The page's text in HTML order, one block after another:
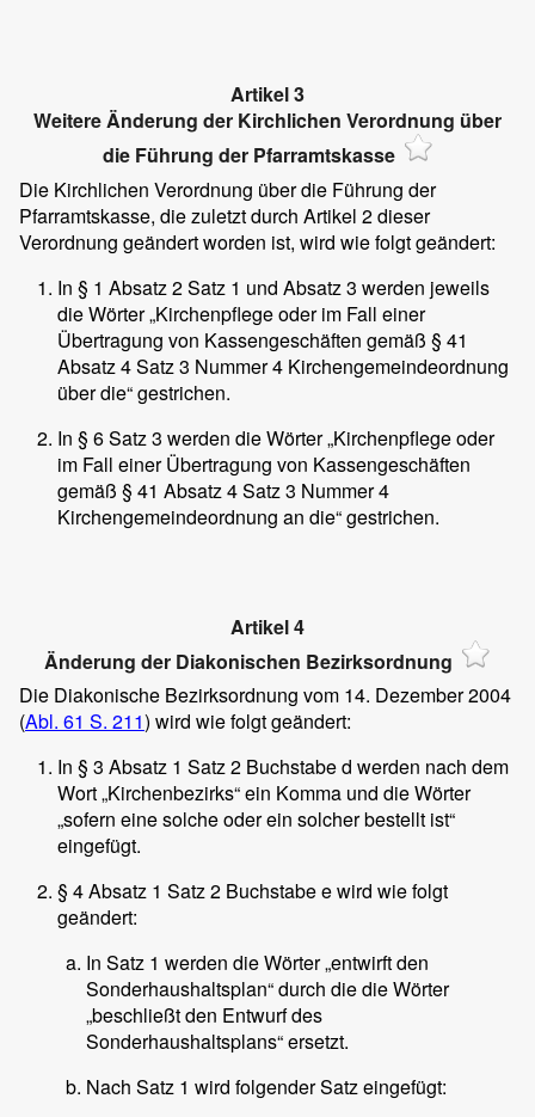
Artikel 3
Weitere Änderung der Kirchlichen Verordnung über
die Führung der Pfarramtskasse
Die Kirchlichen Verordnung über die Führung der
Pfarramtskasse, die zuletzt durch Artikel 2 dieser
Verordnung geändert worden ist, wird wie folgt geändert:
In § 1 Absatz 2 Satz 1 und Absatz 3 werden jeweils
die Wörter „Kirchenpflege oder im Fall einer
Übertragung von Kassengeschäften gemäß § 41
Absatz 4 Satz 3 Nummer 4 Kirchengemeindeordnung
über die“ gestrichen.
In § 6 Satz 3 werden die Wörter „Kirchenpflege oder
im Fall einer Übertragung von Kassengeschäften
gemäß § 41 Absatz 4 Satz 3 Nummer 4
Kirchengemeindeordnung an die“ gestrichen.
Artikel 4
Änderung der Diakonischen Bezirksordnung
Die Diakonische Bezirksordnung vom 14. Dezember 2004
(Abl. 61 S. 211) wird wie folgt geändert:
In § 3 Absatz 1 Satz 2 Buchstabe d werden nach dem
Wort „Kirchenbezirks“ ein Komma und die Wörter
„sofern eine solche oder ein solcher bestellt ist“
eingefügt.
§ 4 Absatz 1 Satz 2 Buchstabe e wird wie folgt
geändert:
In Satz 1 werden die Wörter „entwirft den
Sonderhaushaltsplan“ durch die die Wörter
„beschließt den Entwurf des
Sonderhaushaltsplans“ ersetzt.
Nach Satz 1 wird folgender Satz eingefügt: